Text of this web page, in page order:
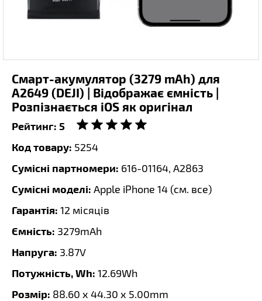
Смарт-акумулятор (3279 mAh) для
A2649 (DEJI) | Відображає ємність |
Розпізнається iOS як оригінал
Рейтинг: 5
Код товару: 5254
Сумісні партномери: 616-01164, A2863
Сумісні моделі: Apple iPhone 14 (см. все)
Гарантія: 12 місяців
Ємність: 3279mAh
Напруга: 3.87V
Потужність, Wh: 12.69Wh
Розмір: 88.60 x 44.30 x 5.00mm